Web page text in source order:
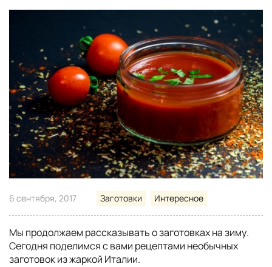
6 сентября, 2017 Заготовки Интересное
Мы продолжаем рассказывать о заготовках на зиму.
Сегодня поделимся с вами рецептами необычных
заготовок из жаркой Италии.